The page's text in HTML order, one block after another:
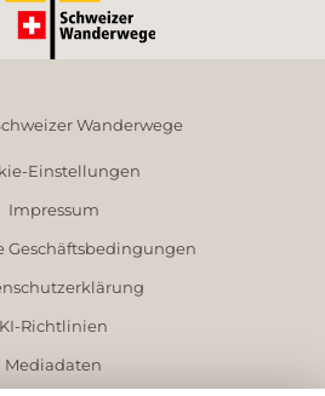
Wanderwege
Einstellungen
Impressum
Geschäftsbedingungen
KI-Richtlinien
Mediadaten